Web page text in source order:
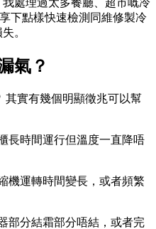
下點樣快速檢測同維修製冷
。
氣？
​ 其實有幾個明顯徵兆可以幫
長時間運行但溫度一直降唔
機運轉時間變長，或者頻繁
部分結霜部分唔結，或者完